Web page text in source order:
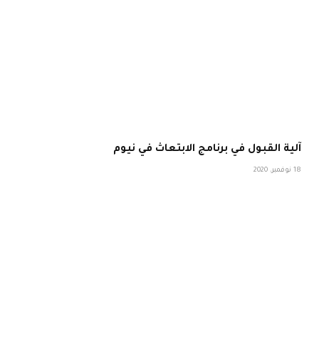
آلية القبول في برنامج الابتعاث في نيوم
18 نوفمبر، 2020